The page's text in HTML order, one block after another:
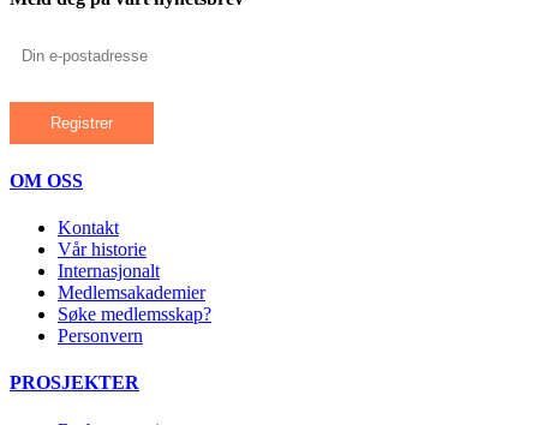
OM OSS
Kontakt
Vår historie
Internasjonalt
Medlemsakademier
Søke medlemsskap?
Personvern
PROSJEKTER